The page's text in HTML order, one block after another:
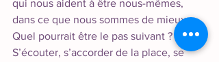
qui nous aident à être nous-mêmes,
dans ce que nous sommes de mieux.
Quel pourrait être le pas suivant ?
S’écouter, s’accorder de la place, se